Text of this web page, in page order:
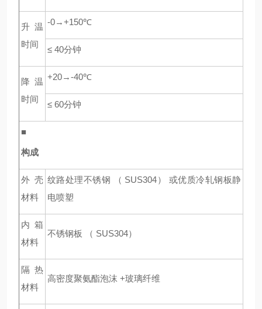
升温
时间
-0→+150℃
≤ 40分钟
降温
时间
+20→-40℃
≤ 60分钟
■
构成
外壳
材料
纹路处理不锈钢 （ SUS304） 或优质冷轧钢板静
电喷塑
内箱
材料
不锈钢板 （ SUS304）
隔热
材料
高密度聚氨酯泡沫 +玻璃纤维